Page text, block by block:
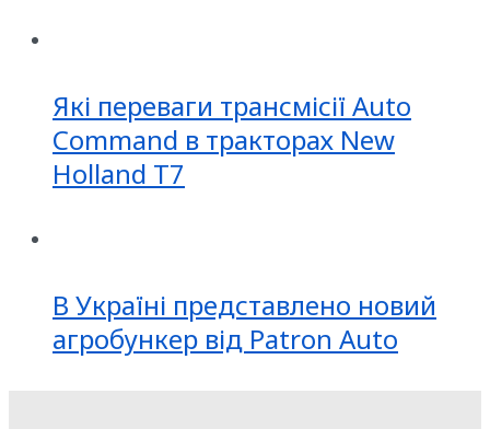
Які переваги трансмісії Auto
Command в тракторах New
Holland T7
В Україні представлено новий
агробункер від Patron Auto